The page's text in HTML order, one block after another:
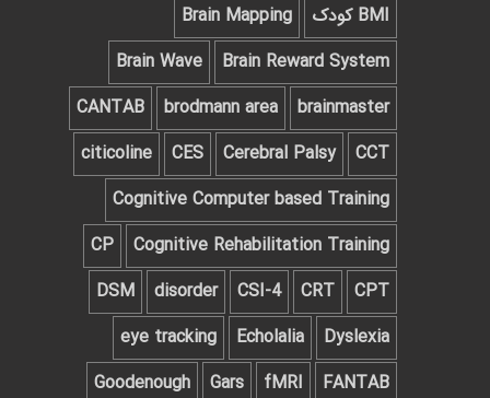
BMI کودک
Brain Mapping
Brain Reward System
Brain Wave
brainmaster
brodmann area
CANTAB
CCT
Cerebral Palsy
CES
citicoline
Cognitive Computer based Training
Cognitive Rehabilitation Training
CP
CPT
CRT
CSI-4
disorder
DSM
Dyslexia
Echolalia
eye tracking
FANTAB
fMRI
Gars
Goodenough